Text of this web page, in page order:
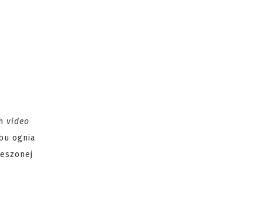
video
ognia